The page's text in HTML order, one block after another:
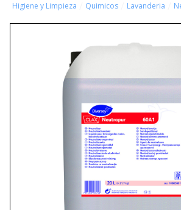
Higiene y Limpieza Quimicos Lavanderia